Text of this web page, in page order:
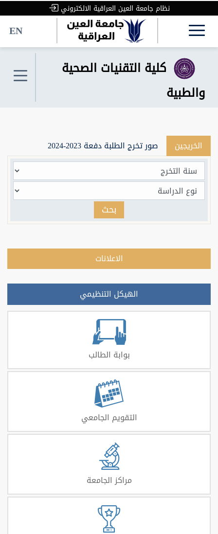
نظام جامعة العين العراقية الالكتروني
EN
كلية التقنيات الصحية
والطبية
الخريجين صور تخرج الطلبة دفعة 2023-2024
بحث
الاعلانات
الهيكل التنظيمي
بوابة الطالب
التقويم الجامعي
مراكز الجامعة